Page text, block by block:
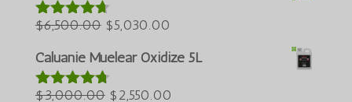
war:
$35,000.00.
Bewertet
von 5
$6,500.00 Der
ursprüngliche
Preis
war:
$5,030.00
aktuelle
beträgt:
Caluanie Muelear Oxidize 5L
Bewertet
$3,000.00 Der
$2,550.00
한국어